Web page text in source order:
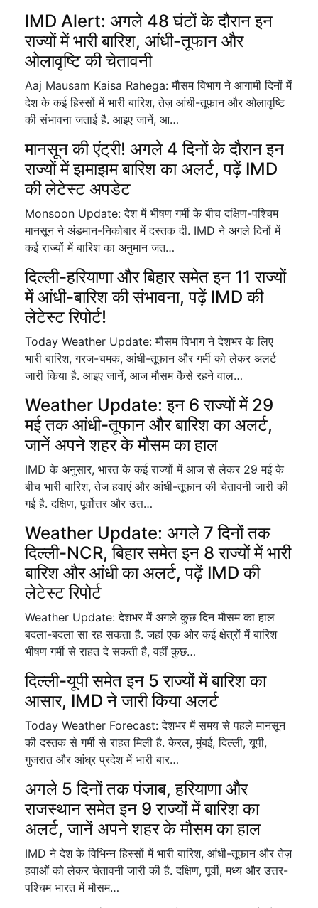
IMD Alert: अगले 48 घंटों के दौरान इन
राज्यों में भारी बारिश, आंधी-तूफान और
ओलावृष्टि की चेतावनी
Aaj Mausam Kaisa Rahega: मौसम विभाग ने आगामी दिनों में
देश के कई हिस्सों में भारी बारिश, तेज़ आंधी-तूफान और ओलावृष्टि
की संभावना जताई है. आइए जानें, आ…
मानसून की एंट्री! अगले 4 दिनों के दौरान इन
राज्यों में झमाझम बारिश का अलर्ट, पढ़ें IMD
की लेटेस्ट अपडेट
Monsoon Update: देश में भीषण गर्मी के बीच दक्षिण-पश्चिम
मानसून ने अंडमान-निकोबार में दस्तक दी. IMD ने अगले दिनों में
कई राज्यों में बारिश का अनुमान जत…
दिल्ली-हरियाणा और बिहार समेत इन 11 राज्यों
में आंधी-बारिश की संभावना, पढ़ें IMD की
लेटेस्ट रिपोर्ट!
Today Weather Update: मौसम विभाग ने देशभर के लिए
भारी बारिश, गरज-चमक, आंधी-तूफान और गर्मी को लेकर अलर्ट
जारी किया है. आइए जानें, आज मौसम कैसे रहने वाल…
Weather Update: इन 6 राज्यों में 29
मई तक आंधी-तूफान और बारिश का अलर्ट,
जानें अपने शहर के मौसम का हाल
IMD के अनुसार, भारत के कई राज्यों में आज से लेकर 29 मई के
बीच भारी बारिश, तेज हवाएं और आंधी-तूफान की चेतावनी जारी की
गई है. दक्षिण, पूर्वोत्तर और उत्त…
Weather Update: अगले 7 दिनों तक
दिल्ली-NCR, बिहार समेत इन 8 राज्यों में भारी
बारिश और आंधी का अलर्ट, पढ़ें IMD की
लेटेस्ट रिपोर्ट
Weather Update: देशभर में अगले कुछ दिन मौसम का हाल
बदला-बदला सा रह सकता है. जहां एक ओर कई क्षेत्रों में बारिश
भीषण गर्मी से राहत दे सकती है, वहीं कुछ…
दिल्ली-यूपी समेत इन 5 राज्यों में बारिश का
आसार, IMD ने जारी किया अलर्ट
Today Weather Forecast: देशभर में समय से पहले मानसून
की दस्तक से गर्मी से राहत मिली है. केरल, मुंबई, दिल्ली, यूपी,
गुजरात और आंध्र प्रदेश में भारी बार…
अगले 5 दिनों तक पंजाब, हरियाणा और
राजस्थान समेत इन 9 राज्यों में बारिश का
अलर्ट, जानें अपने शहर के मौसम का हाल
IMD ने देश के विभिन्न हिस्सों में भारी बारिश, आंधी-तूफान और तेज़
हवाओं को लेकर चेतावनी जारी की है. दक्षिण, पूर्वी, मध्य और उत्तर-
पश्चिम भारत में मौसम…